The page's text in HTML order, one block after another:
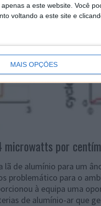
a este website. Você
voltando a este site e
MAIS OPÇÕES
microwatts por
de alumínio para um
problemático para o
à equipa uma
de alumínio-ar que